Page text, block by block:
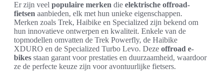
Er zijn veel populaire merken die elektrische offroad-
fietsen aanbieden, elk met hun unieke eigenschappen.
Merken zoals Trek, Haibike en Specialized zijn bekend om
hun innovatieve ontwerpen en kwaliteit. Enkele van de
topmodellen omvatten de Trek Powerfly, de Haibike
XDURO en de Specialized Turbo Levo. Deze offroad e-
bikes staan garant voor prestaties en duurzaamheid, waardoor
ze de perfecte keuze zijn voor avontuurlijke fietsers.